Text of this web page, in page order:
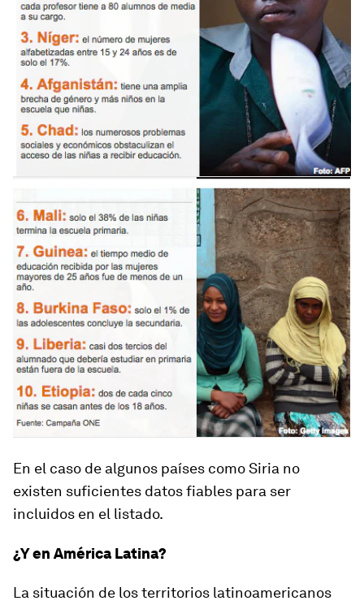
En el caso de algunos países como Siria no
existen suficientes datos fiables para ser
incluidos en el listado.
¿Y en América Latina?
La situación de los territorios latinoamericanos